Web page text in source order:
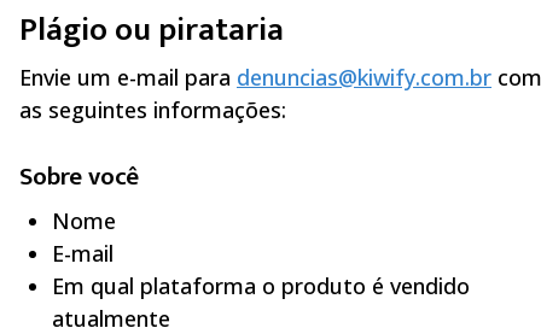
Plágio ou pirataria
Envie um e-mail para denuncias@kiwify.com.br com
as seguintes informações:
Sobre você
Nome
E-mail
Em qual plataforma o produto é vendido
atualmente